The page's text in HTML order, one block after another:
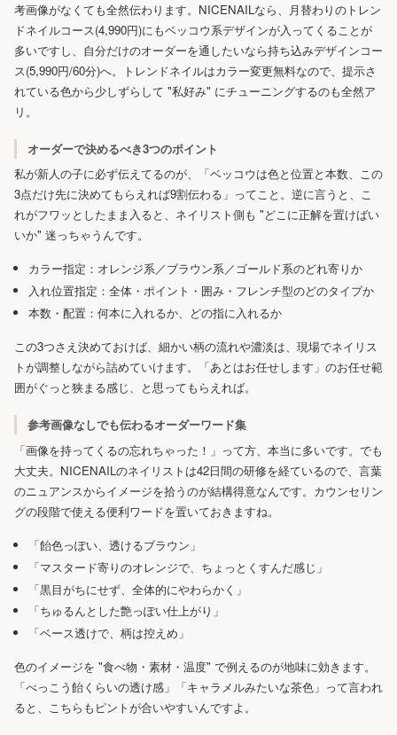
考画像がなくても全然伝わります。NICENAILなら、月替わりのトレン
ドネイルコース(4,990円)にもベッコウ系デザインが入ってくることが
多いですし、自分だけのオーダーを通したいなら持ち込みデザインコー
ス(5,990円/60分)へ。トレンドネイルはカラー変更無料なので、提示さ
れている色から少しずらして "私好み" にチューニングするのも全然ア
リ。
オーダーで決めるべき3つのポイント
私が新人の子に必ず伝えてるのが、「ベッコウは色と位置と本数、この
3点だけ先に決めてもらえれば9割伝わる」ってこと。逆に言うと、こ
れがフワッとしたまま入ると、ネイリスト側も "どこに正解を置けばい
いか" 迷っちゃうんです。
カラー指定：オレンジ系／ブラウン系／ゴールド系のどれ寄りか
入れ位置指定：全体・ポイント・囲み・フレンチ型のどのタイプか
本数・配置：何本に入れるか、どの指に入れるか
この3つさえ決めておけば、細かい柄の流れや濃淡は、現場でネイリス
トが調整しながら詰めていけます。「あとはお任せします」のお任せ範
囲がぐっと狭まる感じ、と思ってもらえれば。
参考画像なしでも伝わるオーダーワード集
「画像を持ってくるの忘れちゃった！」って方、本当に多いです。でも
大丈夫。NICENAILのネイリストは42日間の研修を経ているので、言葉
のニュアンスからイメージを拾うのが結構得意なんです。カウンセリン
グの段階で使える便利ワードを置いておきますね。
「飴色っぽい、透けるブラウン」
「マスタード寄りのオレンジで、ちょっとくすんだ感じ」
「黒目がちにせず、全体的にやわらかく」
「ちゅるんとした艶っぽい仕上がり」
「ベース透けで、柄は控えめ」
色のイメージを "食べ物・素材・温度" で例えるのが地味に効きます。
「べっこう飴くらいの透け感」「キャラメルみたいな茶色」って言われ
ると、こちらもピントが合いやすいんですよ。